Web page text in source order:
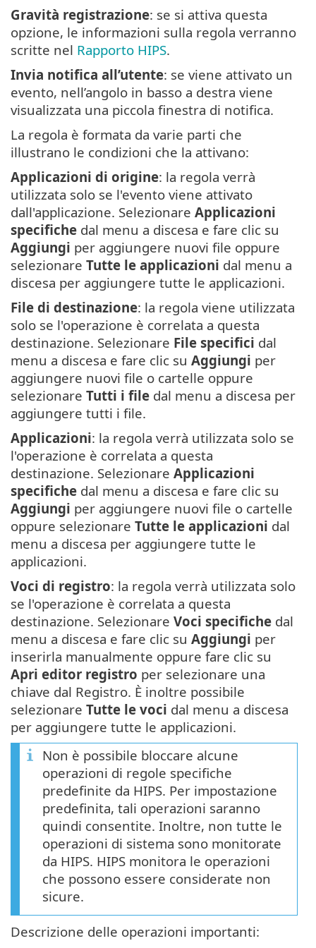
Gravità registrazione: se si attiva questa
opzione, le informazioni sulla regola verranno
scritte nel Rapporto HIPS.
Invia notifica all’utente: se viene attivato un
evento, nell’angolo in basso a destra viene
visualizzata una piccola finestra di notifica.
La regola è formata da varie parti che
illustrano le condizioni che la attivano:
Applicazioni di origine: la regola verrà
utilizzata solo se l'evento viene attivato
dall'applicazione. Selezionare Applicazioni
specifiche dal menu a discesa e fare clic su
Aggiungi per aggiungere nuovi file oppure
selezionare Tutte le applicazioni dal menu a
discesa per aggiungere tutte le applicazioni.
File di destinazione: la regola viene utilizzata
solo se l'operazione è correlata a questa
destinazione. Selezionare File specifici dal
menu a discesa e fare clic su Aggiungi per
aggiungere nuovi file o cartelle oppure
selezionare Tutti i file dal menu a discesa per
aggiungere tutti i file.
Applicazioni: la regola verrà utilizzata solo se
l'operazione è correlata a questa
destinazione. Selezionare Applicazioni
specifiche dal menu a discesa e fare clic su
Aggiungi per aggiungere nuovi file o cartelle
oppure selezionare Tutte le applicazioni dal
menu a discesa per aggiungere tutte le
applicazioni.
Voci di registro: la regola verrà utilizzata solo
se l'operazione è correlata a questa
destinazione. Selezionare Voci specifiche dal
menu a discesa e fare clic su Aggiungi per
inserirla manualmente oppure fare clic su
Apri editor registro per selezionare una
chiave dal Registro. È inoltre possibile
selezionare Tutte le voci dal menu a discesa
per aggiungere tutte le applicazioni.
Non è possibile bloccare alcune
operazioni di regole specifiche
predefinite da HIPS. Per impostazione
predefinita, tali operazioni saranno
quindi consentite. Inoltre, non tutte le
operazioni di sistema sono monitorate
da HIPS. HIPS monitora le operazioni
che possono essere considerate non
sicure.
Descrizione delle operazioni importanti: